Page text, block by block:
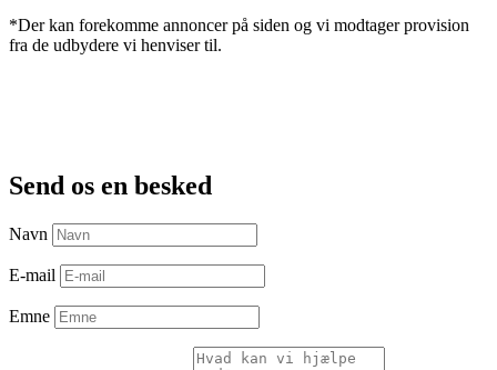
*Der kan forekomme annoncer på siden og vi modtager provision
fra de udbydere vi henviser til.
Send os en besked
Navn
E-mail
Emne